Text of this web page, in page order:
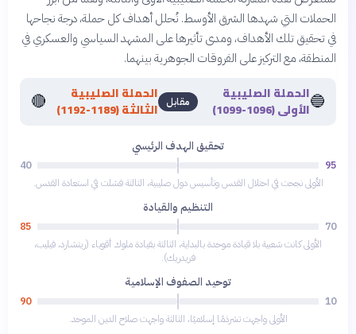
الحملات التي شهدها الشرق الأوسط. نُحلل أهداف كل حملة، درجة نجاحها
في تحقيق تلك الأهداف، ومدى تأثيرها على المشهد السياسي والعسكري في
المنطقة، مع التركيز على الفروقات الجوهرية بينهما.
🔵الحملة الصليبية
الأولى (1096-1099)
مقابل
الحملة الصليبية
الثالثة (1189-1192)
🔴
تحقيق الهدف الرئيسي
95
40
الأولى نجحت في احتلال القدس وتأسيس دول صليبية، الثالثة فشلت في استعادة القدس.
التنظيم والقيادة
70
85
الأولى كانت شعبية بلا قيادة موحدة بالبداية، الثالثة بقيادة ملوك أقوياء (ريتشارد، فيليب،
فريدريك).
توحيد الصفوف الإسلامية
10
90
الأولى واجهت تشرذمًا إسلاميًا، الثالثة واجهت صلاح الدين الموحد.